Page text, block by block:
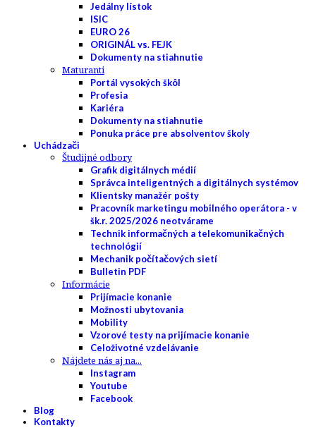
Jedálny lístok
ISIC
EURO 26
ORIGINÁL vs. FEJK
Dokumenty na stiahnutie
Maturanti
Portál vysokých škôl
Profesia
Kariéra
Dokumenty na stiahnutie
Ponuka práce pre absolventov školy
Uchádzači
Študijné odbory
Grafik digitálnych médií
Správca inteligentných a digitálnych systémov
Klientsky manažér pošty
Pracovník marketingu mobilného operátora - v
šk.r. 2025/2026 neotvárame
Technik informačných a telekomunikačných
technológií
Mechanik počítačových sietí
Bulletin PDF
Informácie
Prijímacie konanie
Možnosti ubytovania
Mobility
Vzorové testy na prijímacie konanie
Celoživotné vzdelávanie
Nájdete nás aj na...
Instagram
Youtube
Facebook
Blog
Kontakty